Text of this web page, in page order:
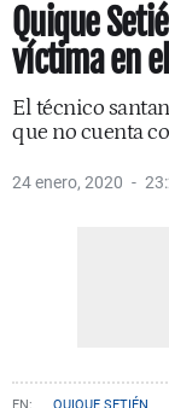
Quique
víctima en
El técnico
que no cuenta
24 enero, 2020